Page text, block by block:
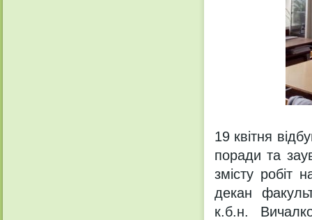
19 квітня
поради та
змісту робіт
декан
к.б.н.